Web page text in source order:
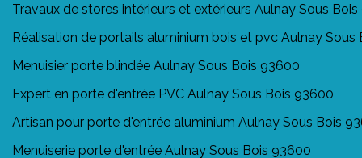
Travaux de stores intérieurs et extérieurs Aulnay Sous
Réalisation de portails aluminium bois et pvc Aulnay Sous
Menuisier porte blindée Aulnay Sous Bois 93600
Expert en porte d'entrée PVC Aulnay Sous Bois 93600
Artisan pour porte d'entrée aluminium Aulnay Sous Bois
Menuiserie porte d'entrée Aulnay Sous Bois 93600